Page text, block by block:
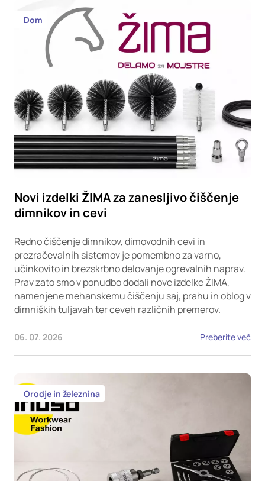
Dom
Novi izdelki ŽIMA za zanesljivo čiščenje
dimnikov in cevi
Redno čiščenje dimnikov, dimovodnih cevi in
prezračevalnih sistemov je pomembno za varno,
učinkovito in brezskrbno delovanje ogrevalnih naprav.
Prav zato smo v ponudbo dodali nove izdelke ŽIMA,
namenjene mehanskemu čiščenju saj, prahu in oblog v
dimniških tuljavah ter ceveh različnih premerov.
06. 07. 2026 Preberite več
Orodje in železnina